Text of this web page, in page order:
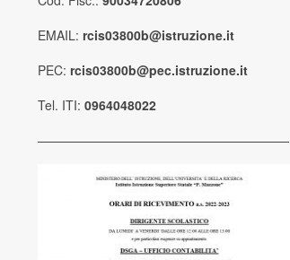
EMAIL: rcis03800b@istruzione.it
PEC: rcis03800b@pec.istruzione.it
Tel. ITI: 0964048022
————————————————————